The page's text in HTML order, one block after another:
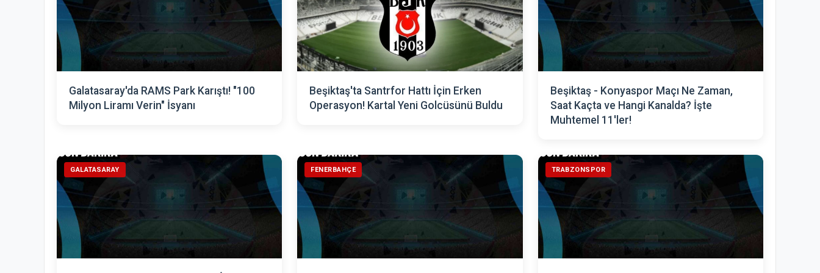
Galatasaray'da RAMS Park Karıştı! "100
Milyon Liramı Verin" İsyanı
Beşiktaş'ta Santrfor Hattı İçin Erken
Operasyon! Kartal Yeni Golcüsünü Buldu
Beşiktaş - Konyaspor Maçı Ne Zaman,
Saat Kaçta ve Hangi Kanalda? İşte
Muhtemel 11'ler!
GALATASARAY FENERBAHÇE TRABZONSPOR